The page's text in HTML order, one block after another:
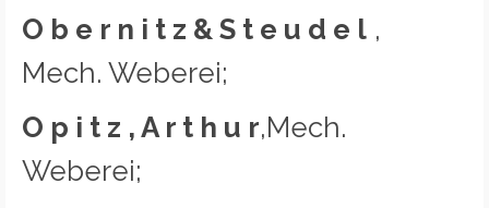
O b e r n i t z & S t e u d e l ,
Mech. Weberei;
O p i t z , A r t h u r,Mech.
Weberei;